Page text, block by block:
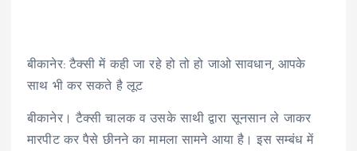
बीकानेर: टैक्सी में कही जा रहे हो तो हो जाओ सावधान, आपके
साथ भी कर सकते है लूट
बीकानेर। टैक्सी चालक व उसके साथी द्वारा सूनसान ले जाकर
मारपीट कर पैसे छीनने का मामला सामने आया है। इस सम्बंध में